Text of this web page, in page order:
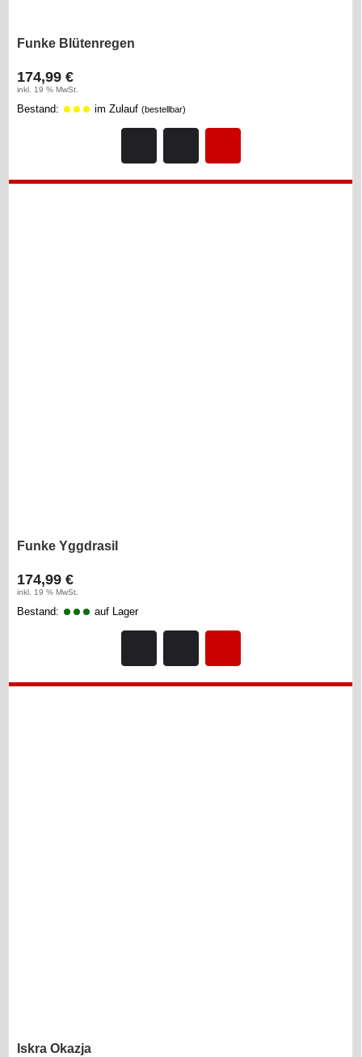
Funke Blütenregen
174,99 €
inkl. 19 % MwSt.
Bestand: im Zulauf (bestellbar)
Funke Yggdrasil
174,99 €
inkl. 19 % MwSt.
Bestand: auf Lager
Iskra Okazja